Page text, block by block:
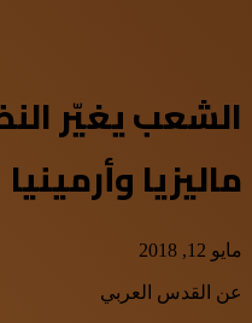
الشعب يغيّر
ماليزيا وأرمينيا
مايو 12, 2018
عن القدس العربي